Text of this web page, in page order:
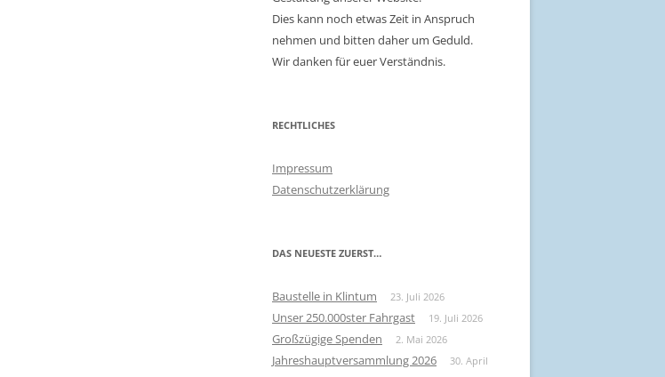
Dies kann noch etwas Zeit in Anspruch
nehmen und bitten daher um Geduld.
Wir danken für euer Verständnis.
RECHTLICHES
Impressum
Datenschutzerklärung
DAS NEUESTE ZUERST…
Baustelle in Klintum 23. Juli 2026
Unser 250.000ster Fahrgast 19. Juli 2026
Großzügige Spenden 2. Mai 2026
Jahreshauptversammlung 2026
30. April